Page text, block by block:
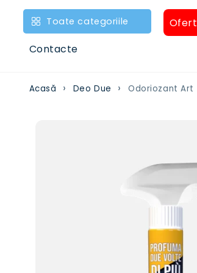
conținut Toate categoriile
Contacte
Acasă Deo Due Odoriozant Art